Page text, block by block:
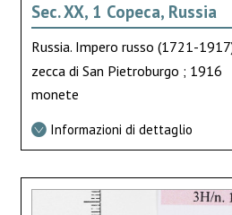
Sec. XX, 1 Copeca, Russia
Russia. Impero russo (1721-
zecca di San Pietroburgo ; 1916
monete
Informazioni di dettaglio